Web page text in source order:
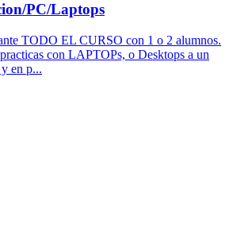
PC/Laptops
TODO EL CURSO con 1 o 2 alumnos.
con LAPTOPs, o Desktops a un
en p...